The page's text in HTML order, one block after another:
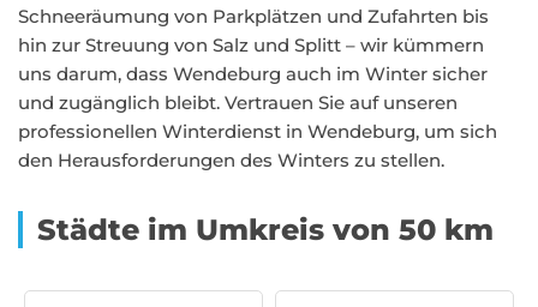
Schneeräumung von Parkplätzen und Zufahrten bis
hin zur Streuung von Salz und Splitt – wir kümmern
uns darum, dass Wendeburg auch im Winter sicher
und zugänglich bleibt. Vertrauen Sie auf unseren
professionellen Winterdienst in Wendeburg, um sich
den Herausforderungen des Winters zu stellen.
Städte im Umkreis von 50 km